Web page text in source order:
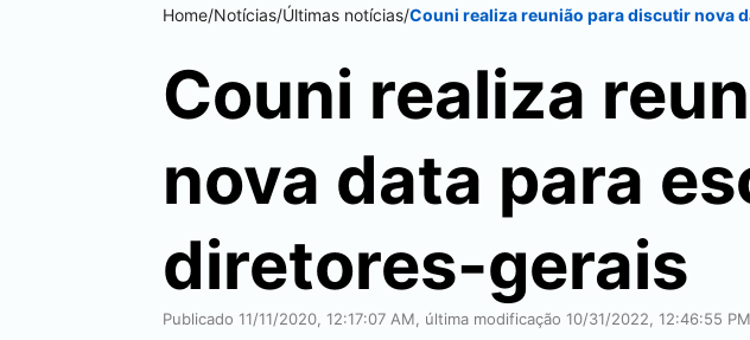
Home/Notícias/Últimas notícias/Couni realiza reunião para discutir nova
Couni realiza
nova data para
diretores-gerais
Publicado 11/11/2020, 12:17:07 AM, última modificação 10/31/2022, 12:46:55 PM